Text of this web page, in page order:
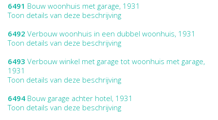
6491 Bouw woonhuis met garage, 1931
Toon details van deze beschrijving
6492 Verbouw woonhuis in een dubbel woonhuis, 1931
Toon details van deze beschrijving
6493 Verbouw winkel met garage tot woonhuis met garage,
1931
Toon details van deze beschrijving
6494 Bouw garage achter hotel, 1931
Toon details van deze beschrijving